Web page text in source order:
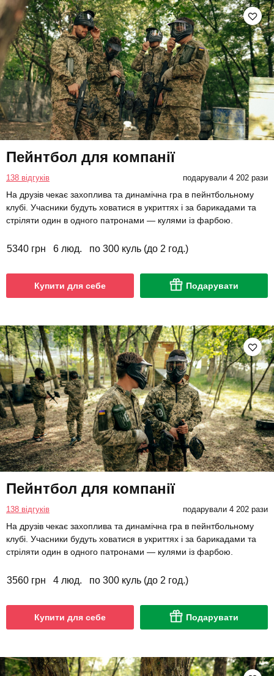
Пейнтбол для компанії
138 відгуків подарували 4 202 рази
На друзів чекає захоплива та динамічна гра в пейнтбольному
клубі. Учасники будуть ховатися в укриттях і за барикадами та
стріляти один в одного патронами — кулями із фарбою.
5340 грн 6 люд. по 300 куль (до 2 год.)
Купити для себе Подарувати
Пейнтбол для компанії
138 відгуків подарували 4 202 рази
На друзів чекає захоплива та динамічна гра в пейнтбольному
клубі. Учасники будуть ховатися в укриттях і за барикадами та
стріляти один в одного патронами — кулями із фарбою.
3560 грн 4 люд. по 300 куль (до 2 год.)
Купити для себе Подарувати